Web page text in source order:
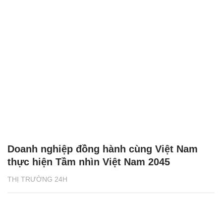
THỊ TRƯỜNG 24H
Doanh nghiệp đồng hành cùng Việt Nam
thực hiện Tầm nhìn Việt Nam 2045